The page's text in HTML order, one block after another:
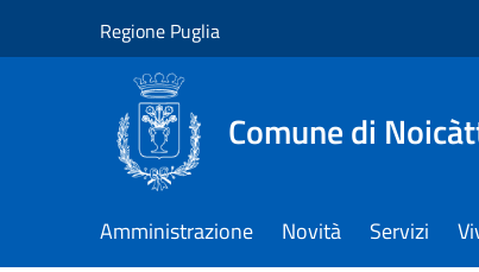
Regione Puglia
Comune di
Amministrazione Novità Servizi